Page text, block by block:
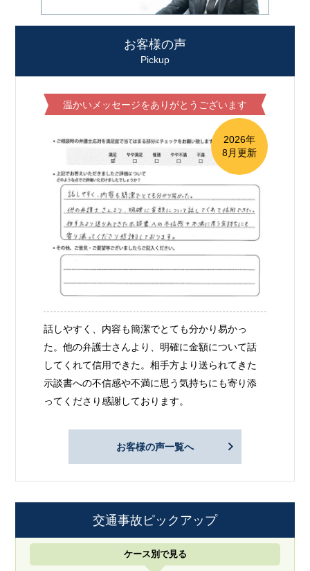
お客様の声
Pickup
温かいメッセージをありがとうございます
2026年
8月更新
話しやすく、内容も簡潔でとても分かり易かっ
た。他の弁護士さんより、明確に金額について話
してくれて信用できた。相手方より送られてきた
示談書への不信感や不満に思う気持ちにも寄り添
ってくださり感謝しております。
お客様の声一覧へ
交通事故ピックアップ
ケース別で見る